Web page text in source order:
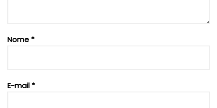
Nome *
E-mail *